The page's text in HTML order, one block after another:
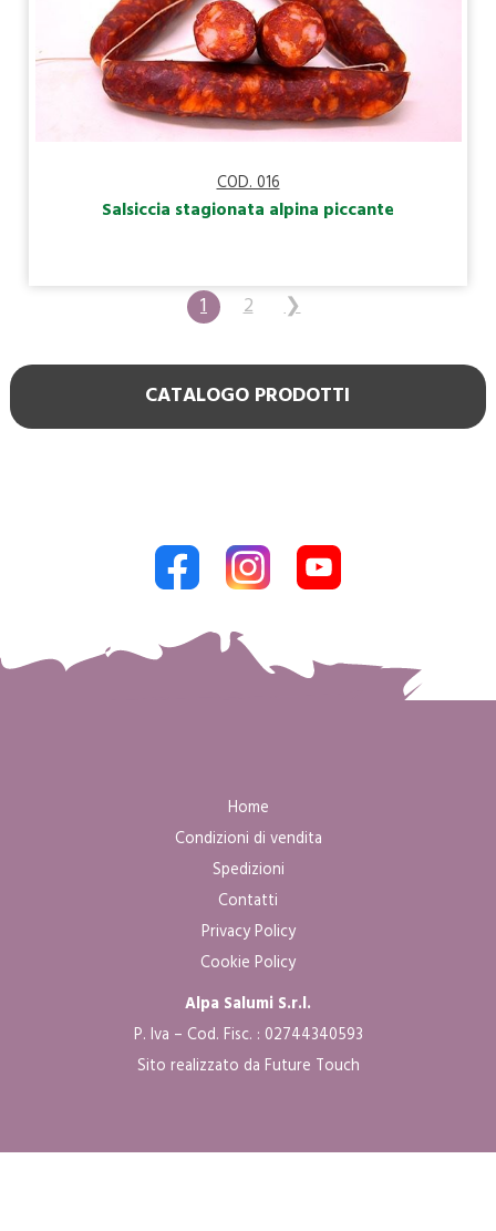
COD. 016
Salsiccia stagionata alpina piccante
1 2 ❯
CATALOGO PRODOTTI
Home
Condizioni di vendita
Spedizioni
Contatti
Privacy Policy
Cookie Policy
Alpa Salumi S.r.l.
P. Iva – Cod. Fisc. : 02744340593
Sito realizzato da Future Touch